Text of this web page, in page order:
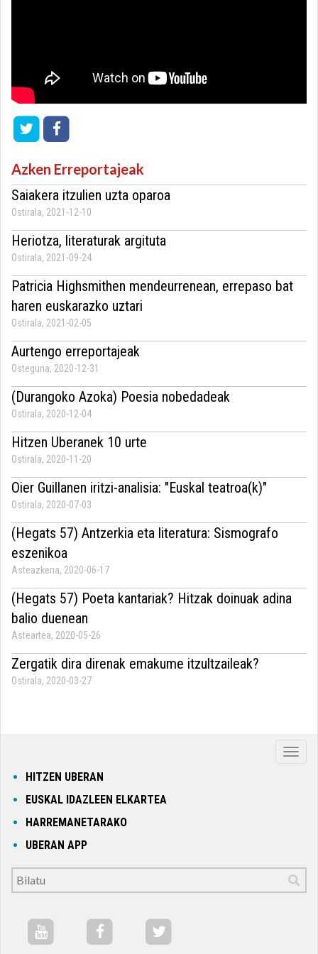
Azken Erreportajeak
Saiakera itzulien uzta oparoa
Ostirala, 2021-12-10
Heriotza, literaturak argituta
Ostirala, 2021-09-24
Patricia Highsmithen mendeurrenean, errepaso bat
haren euskarazko uztari
Ostirala, 2021-02-05
Aurtengo erreportajeak
Osteguna, 2020-12-31
(Durangoko Azoka) Poesia nobedadeak
Ostirala, 2020-12-04
Hitzen Uberanek 10 urte
Ostirala, 2020-11-20
Oier Guillanen iritzi-analisia: "Euskal teatroa(k)"
Ostirala, 2020-07-03
(Hegats 57) Antzerkia eta literatura: Sismografo
eszenikoa
Asteazkena, 2020-06-17
(Hegats 57) Poeta kantariak? Hitzak doinuak adina
balio duenean
Asteartea, 2020-05-26
Zergatik dira direnak emakume itzultzaileak?
Ostirala, 2020-03-27
HITZEN UBERAN
EUSKAL IDAZLEEN ELKARTEA
HARREMANETARAKO
UBERAN APP